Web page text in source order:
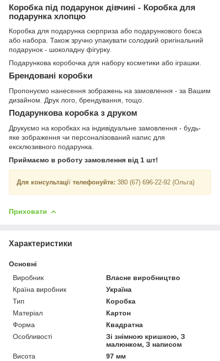
Коробка під подарунок дівчині - Коробка для
подарунка хлопцю
Коробка для подарунка сюрприза або подарункового бокса
або набора. Також зручно упакувати солодкий оригінальний
подарунок - шоколадну фігурку.
Подарункова коробочка для набору косметики або іграшки.
Брендовані коробки
Пропонуємо нанесення зображень на замовлення - за Вашим
дизайном. Друк лого, брендування, тощо.
Подарункова коробка з друком
Друкуємо на коробках на індивідуальне замовлення - будь-
яке зображення чи персоналізований напис для
ексклюзивного подарунка.
Приймаємо в роботу замовлення від 1 шт!
Для консультації телефонуйте: 380 (67) 696-22-92 (Ольга)
Приховати
Характеристики
Основні
Виробник
Власне виробництво
Країна виробник
Україна
Тип
Коробка
Матеріал
Картон
Форма
Квадратна
Особливості
Зі знімною кришкою, З
малюнком, З написом
Висота
97 мм